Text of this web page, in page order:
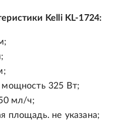
Kelli KL-1724:
325 Вт;
мл/ч;
площадь. не указана;